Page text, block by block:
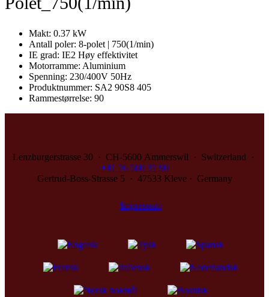
Makt: 0.37 kW
Antall poler: 8-polet | 750(1/min)
IE grad: IE2 Høy effektivitet
Motorramme: Aluminium
Spenning: 230/400V 50Hz
Produktnummer: SA2 90S8 405
Rammestørrelse: 90
Lenzburgerstrasse 30 · CH‑5600 Ammerswil · Switzerland ·
+41 76 500 37 90
Gertrud-Boss-Strasse 5 · 47533 Kleve · Germany
Impressum